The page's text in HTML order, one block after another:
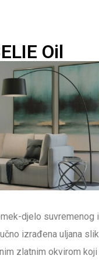
Oil
djelo suvremenog
izrađena uljana
zlatnim okvirom